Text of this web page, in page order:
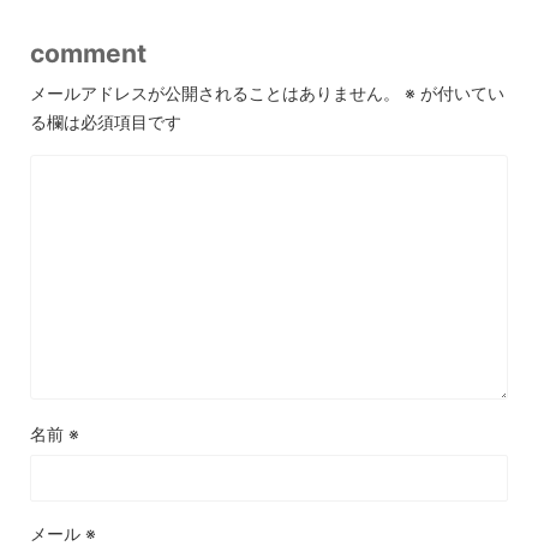
comment
メールアドレスが公開されることはありません。 ※ が付いてい
る欄は必須項目です
名前 ※
メール ※